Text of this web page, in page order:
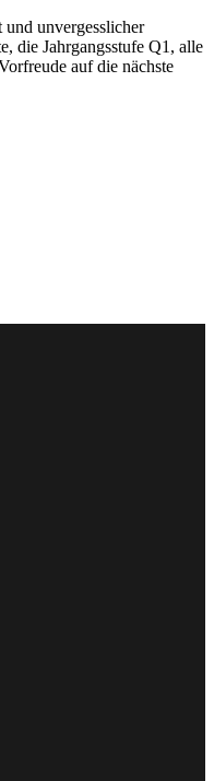
unvergesslicher
die Jahrgangsstufe Q1, alle
auf die nächste